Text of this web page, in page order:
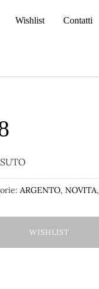
Wishlist Contatti
ARGENTO, NOVITA,
WISHLIST